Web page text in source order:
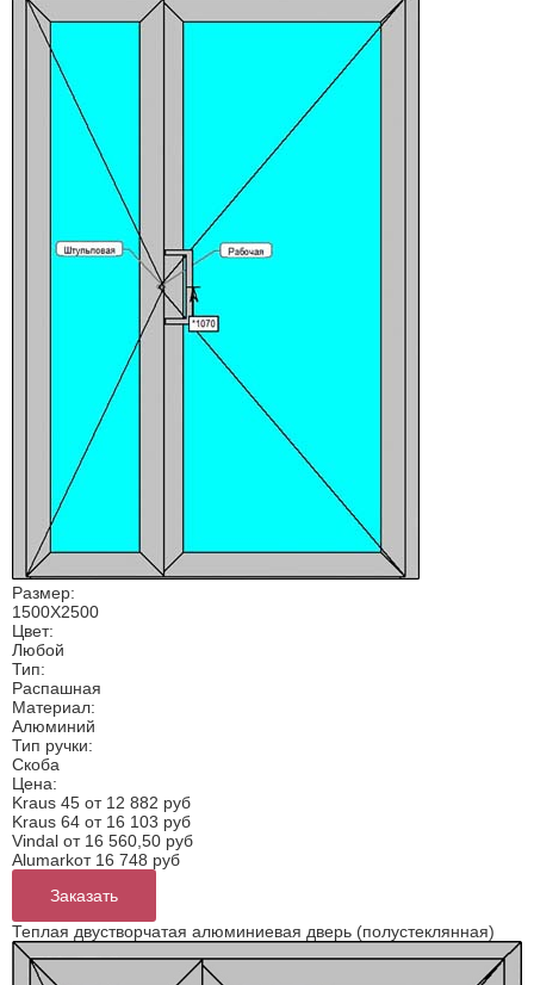
Размер:
1500Х2500
Цвет:
Любой
Тип:
Распашная
Материал:
Алюминий
Тип ручки:
Скоба
Цена:
Kraus 45 от 12 882 руб
Kraus 64 от 16 103 руб
Vindal от 16 560,50 руб
Alumarkот 16 748 руб
Заказать
Теплая двустворчатая алюминиевая дверь (полустеклянная)